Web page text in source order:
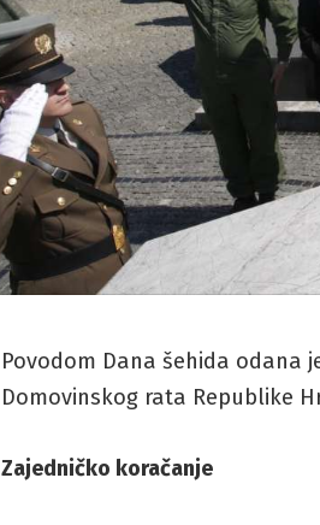
Povodom Dana šehida odana
Domovinskog rata Republike
Zajedničko koračanje